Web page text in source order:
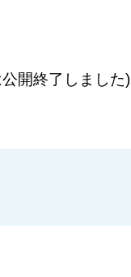
開終了しました)